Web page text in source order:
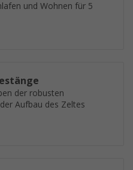
und Wohnen für 5
der robusten
Aufbau des Zeltes